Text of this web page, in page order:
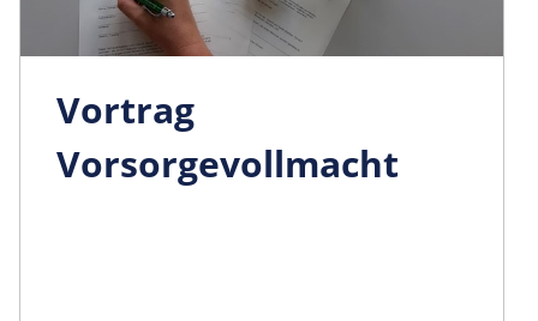
Vortrag
Vorsorgevollmacht